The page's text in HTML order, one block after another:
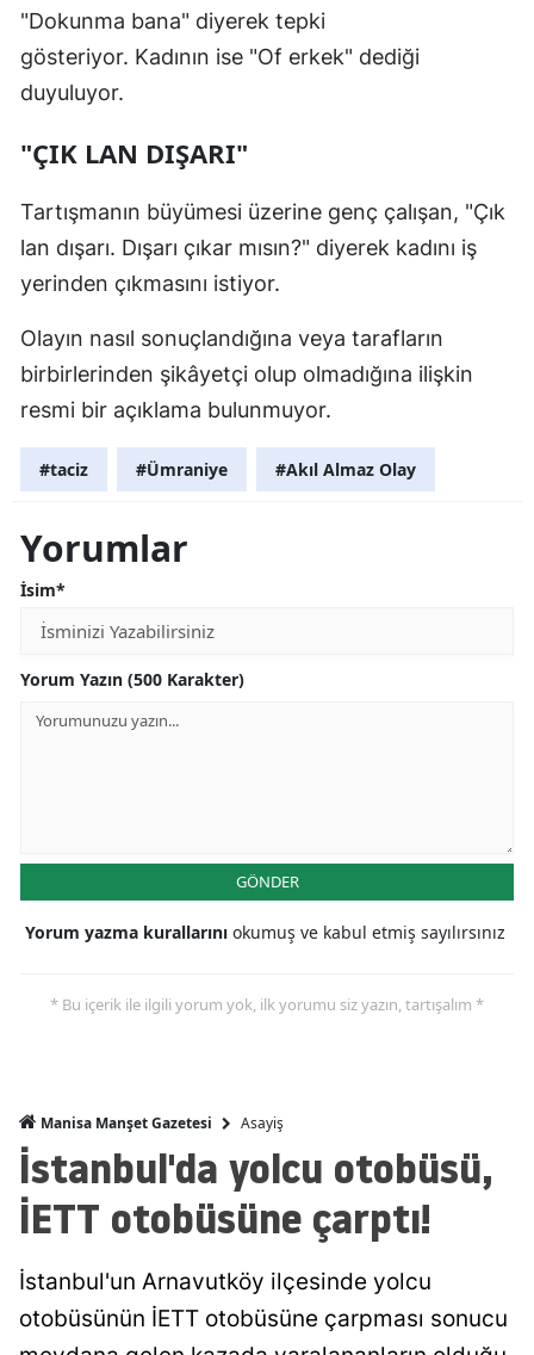
"Dokunma bana" diyerek tepki
gösteriyor. Kadının ise "Of erkek" dediği
duyuluyor.
"ÇIK LAN DIŞARI"
Tartışmanın büyümesi üzerine genç çalışan, "Çık
lan dışarı. Dışarı çıkar mısın?" diyerek kadını iş
yerinden çıkmasını istiyor.
Olayın nasıl sonuçlandığına veya tarafların
birbirlerinden şikâyetçi olup olmadığına ilişkin
resmi bir açıklama bulunmuyor.
#taciz #Ümraniye #Akıl Almaz Olay
Yorumlar
İsim*
Yorum Yazın (500 Karakter)
GÖNDER
Yorum yazma kurallarını okumuş ve kabul etmiş sayılırsınız
* Bu içerik ile ilgili yorum yok, ilk yorumu siz yazın, tartışalım *
Manisa Manşet Gazetesi Asayiş
İstanbul'da yolcu otobüsü,
İETT otobüsüne çarptı!
İstanbul'un Arnavutköy ilçesinde yolcu
otobüsünün İETT otobüsüne çarpması sonucu